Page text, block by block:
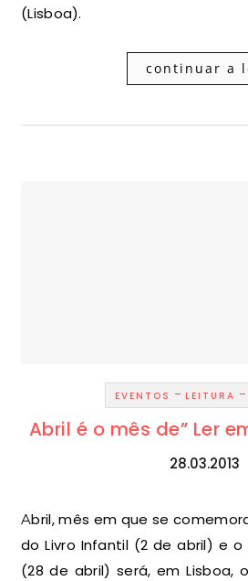
(Lisboa).
continuar a
EVENTOS - LEITURA -
Abril é o mês de” Ler
28.03.2013
Abril, mês em que se comemora o Dia Internacional
do Livro Infantil (2 de abril) e o
(28 de abril) será, em Lisboa,